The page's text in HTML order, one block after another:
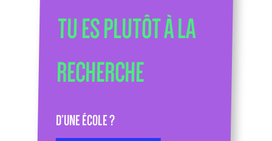
TU ES PLUTÔT À LA
RECHERCHE
D’UNE ÉCOLE ?